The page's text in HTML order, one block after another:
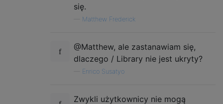
się.
Matthew Frederick
@Matthew, ale zastanawiam się,
dlaczego / Library nie jest ukryty?
Enrico Susatyo
Zwykli użytkownicy nie mogą